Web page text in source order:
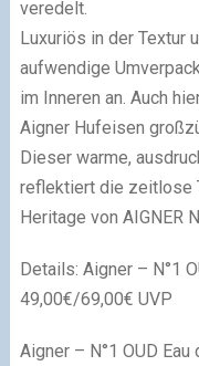
veredelt.
Luxuriös in der Textur
aufwendige
im Inneren an. Auch
Aigner Hufeisen
Dieser warme,
reflektiert die zeitlose
Heritage von AIGNER
Details: Aigner – N°1
49,00€/69,00€ UVP
Aigner – N°1 OUD